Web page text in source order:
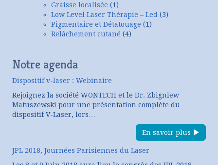
Graisse localisée (1)
Low Level Laser Thérapie – Led (3)
Pigmentaire et Détatouage (1)
Relâchement cutané (4)
Notre agenda
Dispositif v-laser : Webinaire
Rejoignez la société WONTECH et le Dr. Zbigniew
Matuszewski pour une présentation complète du
dispositif V-Laser, lors…
En savoir plus
JPL 2018, Journées Parisiennes du Laser